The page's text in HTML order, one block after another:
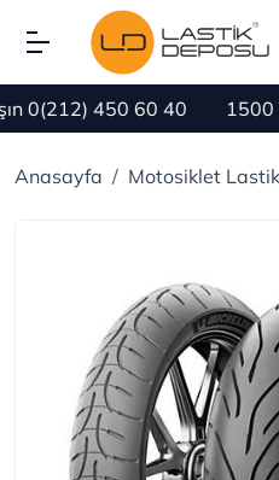
0(212) 450 60 40 1500
Anasayfa Motosiklet